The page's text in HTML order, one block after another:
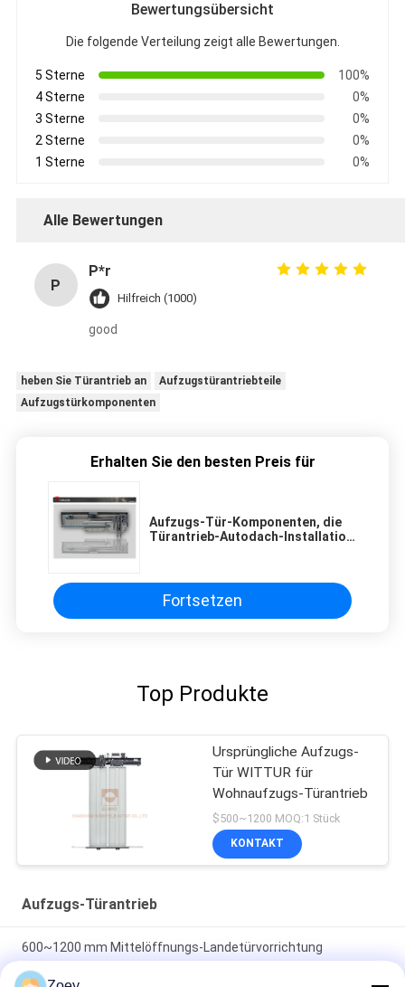
Bewertungsübersicht
Die folgende Verteilung zeigt alle Bewertungen.
5 Sterne
100%
4 Sterne
0%
3 Sterne
0%
2 Sterne
0%
1 Sterne
0%
Alle Bewertungen
P
P*r
Hilfreich (1000)
good
heben Sie Türantrieb an
Aufzugstürantriebteile
Aufzugstürkomponenten
Erhalten Sie den besten Preis für
Aufzugs-Tür-Komponenten, die
Türantrieb-Autodach-Installation
Fortsetzen
Top Produkte
Ursprüngliche Aufzugs-
Tür WITTUR für
Wohnaufzugs-Türantrieb
$500~1200 MOQ:1 Stück
KONTAKT
Aufzugs-Türantrieb
600~1200 mm Mittelöffnungs-Landetürvorrichtung
Gewichtsart mit 45 kg Aufprallprüfung